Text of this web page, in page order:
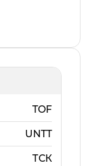
TOF
UNTT
ТСК